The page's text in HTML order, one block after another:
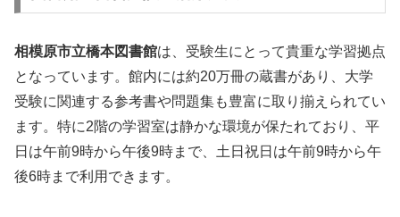
相模原市立橋本図書館は、受験生にとって貴重な学習拠点
となっています。館内には約20万冊の蔵書があり、大学
受験に関連する参考書や問題集も豊富に取り揃えられてい
ます。特に2階の学習室は静かな環境が保たれており、平
日は午前9時から午後9時まで、土日祝日は午前9時から午
後6時まで利用できます。